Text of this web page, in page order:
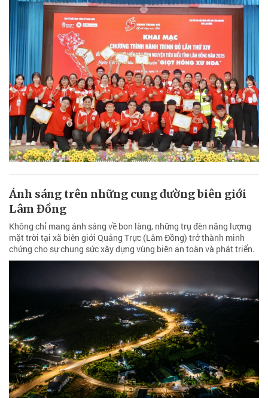
Ánh sáng trên những cung đường biên giới
Lâm Đồng
Không chỉ mang ánh sáng về bon làng, những trụ đèn năng lượng
mặt trời tại xã biên giới Quảng Trực (Lâm Đồng) trở thành minh
chứng cho sự chung sức xây dựng vùng biên an toàn và phát triển.